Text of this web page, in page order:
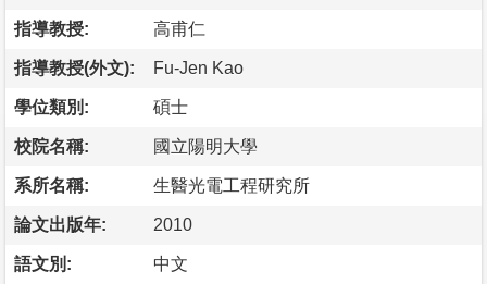
指導教授: 高甫仁
指導教授(外文): Fu-Jen Kao
學位類別: 碩士
校院名稱: 國立陽明大學
系所名稱: 生醫光電工程研究所
論文出版年: 2010
語文別: 中文